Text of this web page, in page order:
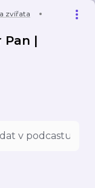
zvířata
Pan |